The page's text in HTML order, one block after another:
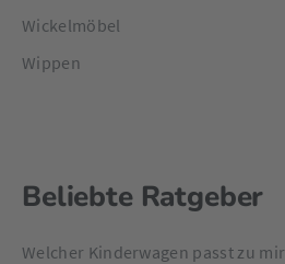
Wickelmöbel
Wippen
Beliebte Ratgeber
Welcher Kinderwagen passt zu mir